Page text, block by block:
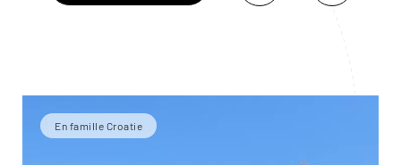
En famille Croatie